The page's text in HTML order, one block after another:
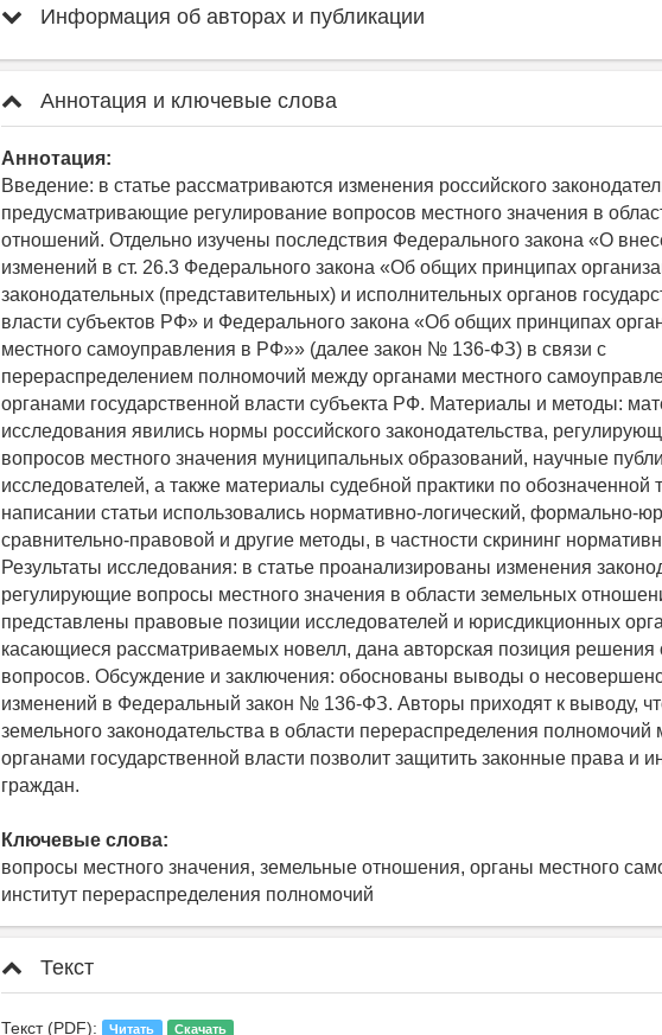
Информация об авторах и публикации
Аннотация и ключевые слова
Аннотация:
Введение: в статье рассматриваются изменения российского
предусматривающие регулирование вопросов местного значения в
отношений. Отдельно изучены последствия Федерального закона «О
изменений в ст. 26.3 Федерального закона «Об общих принципах
законодательных (представительных) и исполнительных органов
власти субъектов РФ» и Федерального закона «Об общих принципах
местного самоуправления в РФ»» (далее закон № 136-ФЗ) в связи с
перераспределением полномочий между органами местного
органами государственной власти субъекта РФ. Материалы и методы:
исследования явились нормы российского законодательства,
вопросов местного значения муниципальных образований, научные
исследователей, а также материалы судебной практики по обозначенной
написании статьи использовались нормативно-логический, формально-
сравнительно-правовой и другие методы, в частности скрининг
Результаты исследования: в статье проанализированы изменения
регулирующие вопросы местного значения в области земельных
представлены правовые позиции исследователей и юрисдикционных
касающиеся рассматриваемых новелл, дана авторская позиция решения
вопросов. Обсуждение и заключения: обоснованы выводы о
изменений в Федеральный закон № 136-ФЗ. Авторы приходят к выводу,
земельного законодательства в области перераспределения
органами государственной власти позволит защитить законные права и
граждан.
Ключевые слова:
вопросы местного значения, земельные отношения, органы местного
институт перераспределения полномочий
Текст
Текст (PDF): Читать Скачать